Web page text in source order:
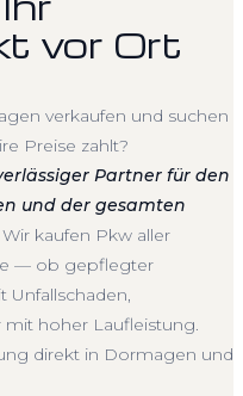
vor Ort
verkaufen und suchen
Preise zahlt?
Partner für den
und der gesamten
Wir kaufen Pkw aller
— ob gepflegter
Unfallschaden,
mit hoher Laufleistung.
direkt in Dormagen und